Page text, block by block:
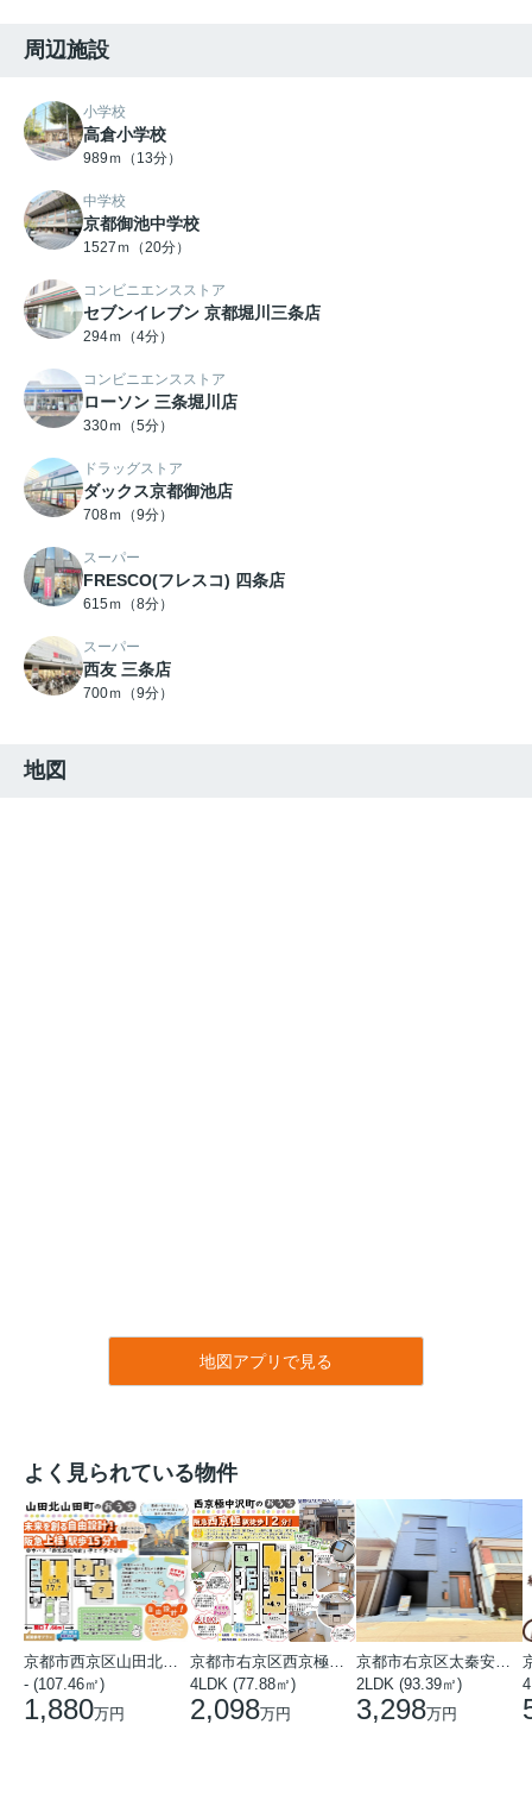
周辺施設
小学校
高倉小学校
989ｍ（13分）
中学校
京都御池中学校
1527ｍ（20分）
コンビニエンスストア
セブンイレブン 京都堀川三条店
294ｍ（4分）
コンビニエンスストア
ローソン 三条堀川店
330ｍ（5分）
ドラッグストア
ダックス京都御池店
708ｍ（9分）
スーパー
FRESCO(フレスコ) 四条店
615ｍ（8分）
スーパー
西友 三条店
700ｍ（9分）
地図
地図アプリで見る
よく見られている物件
- (107.46㎡)
1,880万円
4LDK (77.88㎡)
2,098万円
2LDK (93.39㎡)
3,298万円